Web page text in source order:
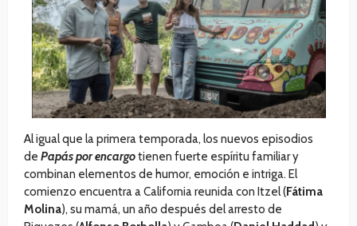
Al igual que la primera temporada, los nuevos episodios
de Papás por encargotienen fuerte espíritu familiar y
combinan elementos de humor, emoción e intriga. El
comienzo encuentra a California reunida con Itzel (Fátima
Molina), su mamá, un año después del arresto de